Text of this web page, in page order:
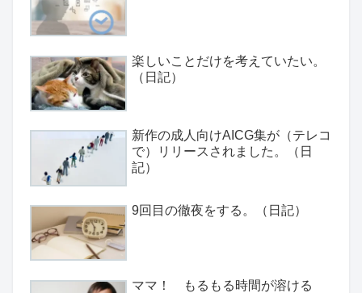
楽しいことだけを考えていたい。
（日記）
新作の成人向けAICG集が（テレコ
で）リリースされました。（日
記）
9回目の徹夜をする。（日記）
ママ！ もるもる時間が溶ける